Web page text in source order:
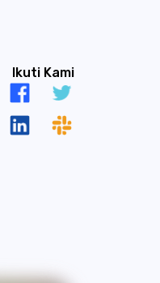
Ikuti Kami